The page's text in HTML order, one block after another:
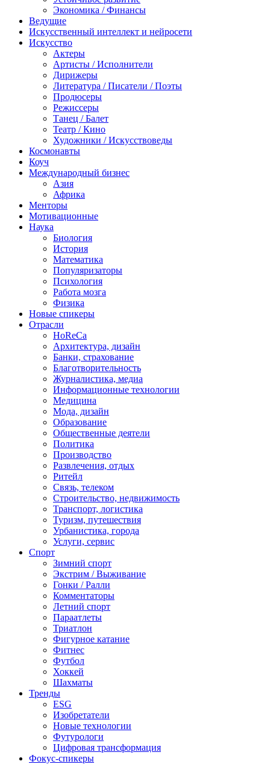
Экономика / Финансы
Ведущие
Искусственный интеллект и нейросети
Искусство
Актеры
Артисты / Исполнители
Дирижеры
Литература / Писатели / Поэты
Продюсеры
Режиссеры
Танец / Балет
Театр / Кино
Художники / Искусствоведы
Космонавты
Коуч
Международный бизнес
Азия
Африка
Менторы
Мотивационные
Наука
Биология
История
Математика
Популяризаторы
Психология
Работа мозга
Физика
Новые спикеры
Отрасли
HoReCa
Архитектура, дизайн
Банки, страхование
Благотворительность
Журналистика, медиа
Информационные технологии
Медицина
Мода, дизайн
Образование
Общественные деятели
Политика
Производство
Развлечения, отдых
Ритейл
Связь, телеком
Строительство, недвижимость
Транспорт, логистика
Туризм, путешествия
Урбанистика, города
Услуги, сервис
Спорт
Зимний спорт
Экстрим / Выживание
Гонки / Ралли
Комментаторы
Летний спорт
Параатлеты
Триатлон
Фигурное катание
Фитнес
Футбол
Хоккей
Шахматы
Тренды
ESG
Изобретатели
Новые технологии
Футурологи
Цифровая трансформация
Фокус-спикеры